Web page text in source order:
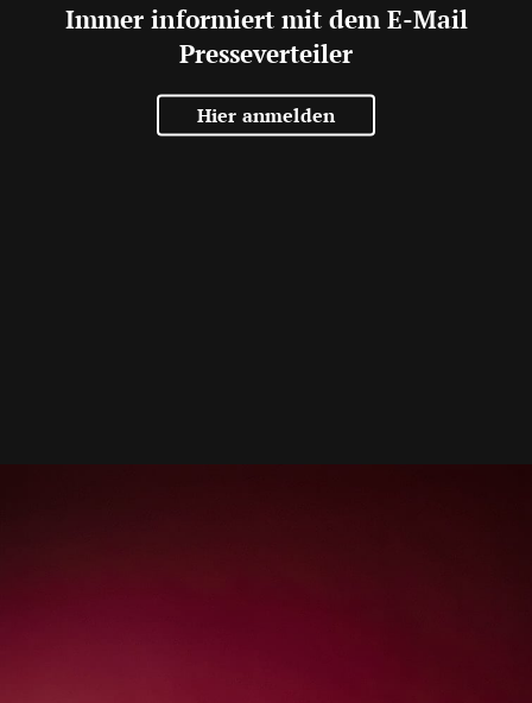
Immer informiert mit dem E-Mail
Presseverteiler
Hier anmelden